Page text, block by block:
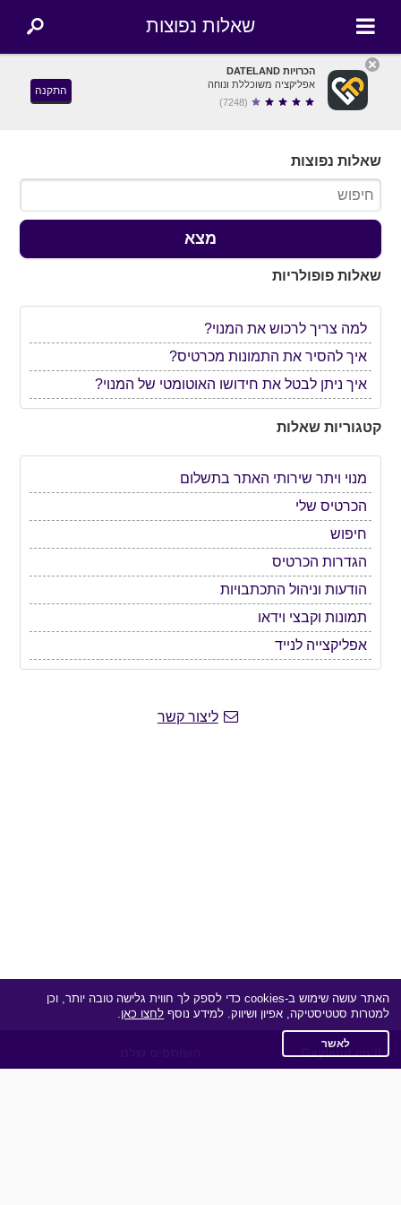
שאלות נפוצות
הכרויות DATELAND
אפליקציה משוכללת ונוחה
(7248)
התקנה
שאלות נפוצות
מצא
שאלות פופולריות
למה צריך לרכוש את המנוי?
איך להסיר את התמונות מכרטיס?
איך ניתן לבטל את חידושו האוטומטי של המנוי?
קטגוריות שאלות
מנוי ויתר שירותי האתר בתשלום
הכרטיס שלי
חיפוש
הגדרות הכרטיס
הודעות וניהול התכתבויות
תמונות וקבצי וידאו
אפליקצייה לנייד
ליצור קשר
Gayland.co.il
האתר עושה שימוש ב-cookies כדי לספק לך חווית גלישה טובה יותר, וכן
למטרות סטטיסטיקה, אפיון ושיווק. למידע נוסף לחצו כאן.
לאשר